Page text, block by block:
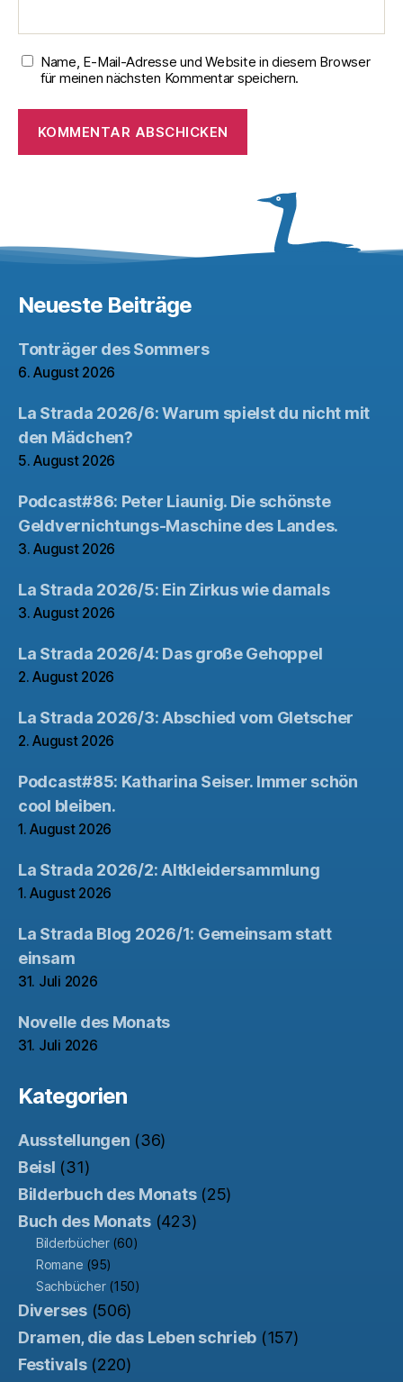
Name, E-Mail-Adresse und Website in diesem Browser
für meinen nächsten Kommentar speichern.
Neueste Beiträge
Tonträger des Sommers
6. August 2026
La Strada 2026/6: Warum spielst du nicht mit
den Mädchen?
5. August 2026
Podcast#86: Peter Liaunig. Die schönste
Geldvernichtungs-Maschine des Landes.
3. August 2026
La Strada 2026/5: Ein Zirkus wie damals
3. August 2026
La Strada 2026/4: Das große Gehoppel
2. August 2026
La Strada 2026/3: Abschied vom Gletscher
2. August 2026
Podcast#85: Katharina Seiser. Immer schön
cool bleiben.
1. August 2026
La Strada 2026/2: Altkleidersammlung
1. August 2026
La Strada Blog 2026/1: Gemeinsam statt
einsam
31. Juli 2026
Novelle des Monats
31. Juli 2026
Kategorien
Ausstellungen (36)
Beisl (31)
Bilderbuch des Monats(25)
Buch des Monats(423)
Bilderbücher(60)
Romane (95)
Sachbücher(150)
Diverses(506)
Dramen, die das Leben schrieb (157)
Festivals(220)